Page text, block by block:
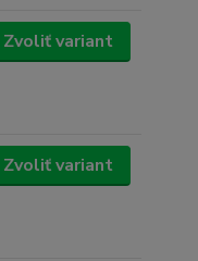
Zvoliť variant
Zvoliť variant